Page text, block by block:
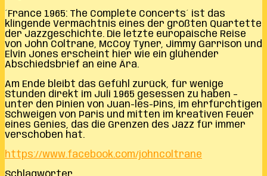
´France 1965: The Complete Concerts´ ist das
klingende Vermächtnis eines der größten Quartette
der Jazzgeschichte. Die letzte europäische Reise
von John Coltrane, McCoy Tyner, Jimmy Garrison und
Elvin Jones erscheint hier wie ein glühender
Abschiedsbrief an eine Ära.
Am Ende bleibt das Gefühl zurück, für wenige
Stunden direkt im Juli 1965 gesessen zu haben –
unter den Pinien von Juan-les-Pins, im ehrfürchtigen
Schweigen von Paris und mitten im kreativen Feuer
eines Genies, das die Grenzen des Jazz für immer
verschoben hat.
https://www.facebook.com/johncoltrane